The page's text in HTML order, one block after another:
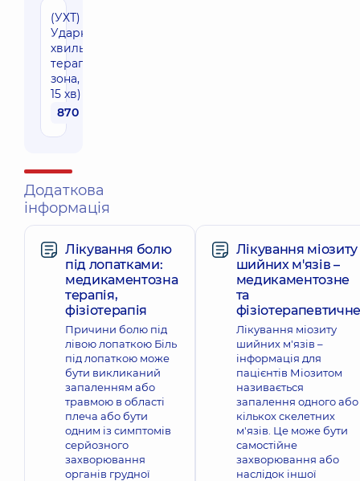
(УХТ)
Ударно-
хвильова
терапія (1
зона, 10-
15 хв)
870 грн
Додаткова
інформація
Лікування болю
під лопатками:
медикаментозна
терапія,
фізіотерапія
Причини болю під
лівою лопаткою Біль
під лопаткою може
бути викликаний
запаленням або
травмою в області
плеча або бути
одним із симптомів
серйозного
захворювання
органів грудної
Лікування міозиту
шийних м'язів –
медикаментозне
та
Лікування міозиту
шийних м'язів –
інформація для
пацієнтів Міозитом
називається
запалення одного або
кількох скелетних
м'язів. Це може бути
самостійне
захворювання або
наслідок іншої